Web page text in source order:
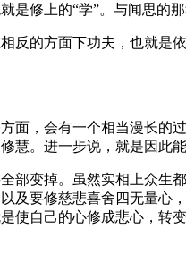
上的“学”。与闻思的
的方面下功夫，也就是
，会有一个相当漫长的
。进一步说，就是因此
变掉。虽然实相上众生
及要修慈悲喜舍四无量
自己的心修成悲心，转